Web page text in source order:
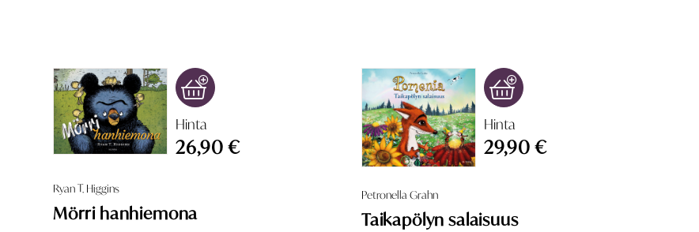
Hinta
26,90 €
Ryan T. Higgins
Mörri hanhiemona
Hinta
29,90 €
Petronella Grahn
Taikapölyn salaisuus